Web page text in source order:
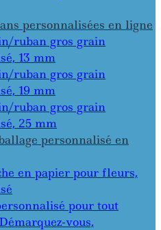
personnalisées en ligne
ruban gros grain
13 mm
ruban gros grain
19 mm
ruban gros grain
25 mm
personnalisé en
en papier pour fleurs,
pour tout
Démarquez-vous,